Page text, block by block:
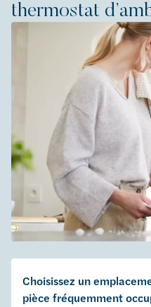
thermostat
Choisissez un
pièce fréquemment